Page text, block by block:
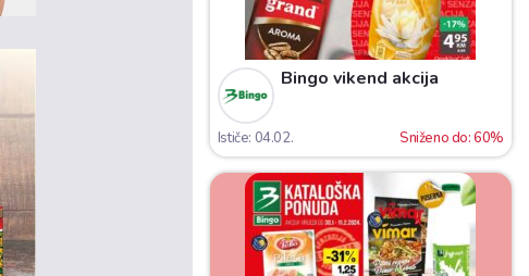
Bingo vikend akcija
Ističe: 04.02. Sniženo do: 60%